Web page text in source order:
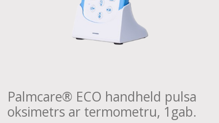
Palmcare® ECO handheld pulsa
oksimetrs ar termometru, 1gab.